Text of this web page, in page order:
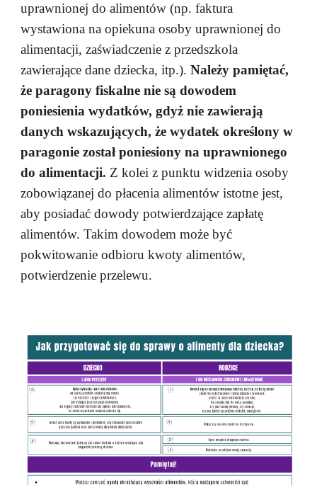
uprawnionej do alimentów (np. faktura
wystawiona na opiekuna osoby uprawnionej do
alimentacji, zaświadczenie z przedszkola
zawierające dane dziecka, itp.).Należy pamiętać,
że paragony fiskalne nie są dowodem
poniesienia wydatków, gdyż nie zawierają
danych wskazujących, że wydatek określony w
paragonie został poniesiony na uprawnionego
do alimentacji. Z kolei z punktu widzenia osoby
zobowiązanej do płacenia alimentów istotne jest,
aby posiadać dowody potwierdzające zapłatę
alimentów. Takim dowodem może być
pokwitowanie odbioru kwoty alimentów,
potwierdzenie przelewu.